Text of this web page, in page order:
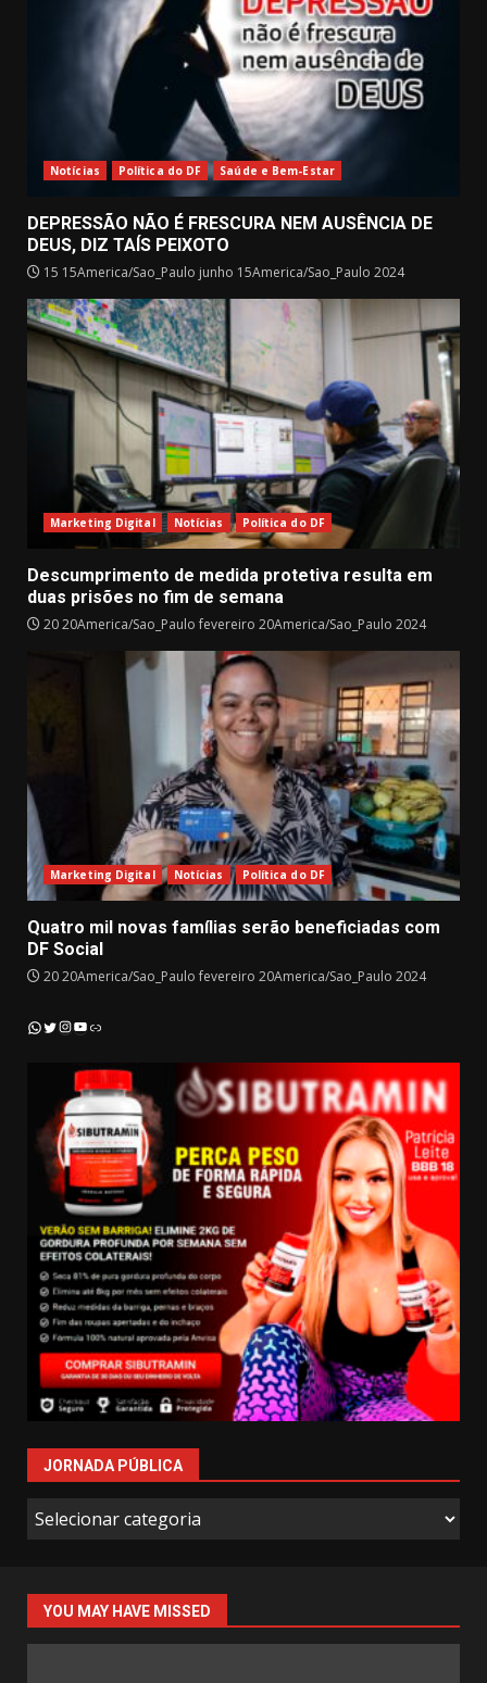
Notícias Política do DF Saúde e Bem-Estar
DEPRESSÃO NÃO É FRESCURA NEM AUSÊNCIA DE
DEUS, DIZ TAÍS PEIXOTO
15 15America/Sao_Paulo junho 15America/Sao_Paulo 2024
Marketing Digital Notícias Política do DF
Descumprimento de medida protetiva resulta em
duas prisões no fim de semana
20 20America/Sao_Paulo fevereiro 20America/Sao_Paulo 2024
Marketing Digital Notícias Política do DF
Quatro mil novas famílias serão beneficiadas com
DF Social
20 20America/Sao_Paulo fevereiro 20America/Sao_Paulo 2024
WhatsApp
Twitter
Instagram
YouTube
Link
JORNADA PÚBLICA
Jornada
Pública
YOU MAY HAVE MISSED